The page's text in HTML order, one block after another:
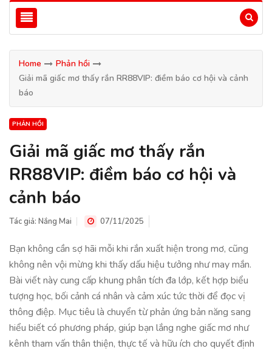
Home
Phản hồi
Giải mã giấc mơ thấy rắn RR88VIP: điềm báo cơ hội và cảnh
báo
PHẢN HỒI
Giải mã giấc mơ thấy rắn
RR88VIP: điềm báo cơ hội và
cảnh báo
Tác giả: Nắng Mai 07/11/2025
Bạn không cần sợ hãi mỗi khi rắn xuất hiện trong mơ, cũng
không nên vội mừng khi thấy dấu hiệu tưởng như may mắn.
Bài viết này cung cấp khung phân tích đa lớp, kết hợp biểu
tượng học, bối cảnh cá nhân và cảm xúc tức thời để đọc vị
thông điệp. Mục tiêu là chuyển từ phản ứng bản năng sang
hiểu biết có phương pháp, giúp bạn lắng nghe giấc mơ như
kênh tham vấn thân thiện, thực tế và hữu ích cho quyết định